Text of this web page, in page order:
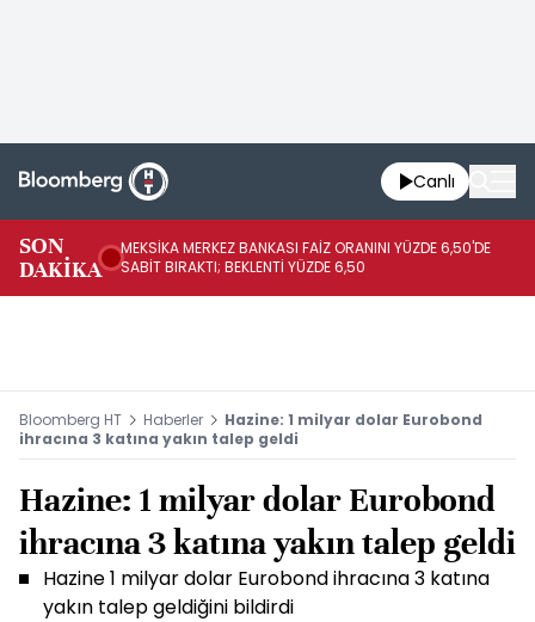
Canlı
SON
DAKİKA
MEKSİKA MERKEZ BANKASI FAİZ ORANINI YÜZDE 6,50'DE
SABİT BIRAKTI; BEKLENTİ YÜZDE 6,50
Bloomberg HT Haberler
Hazine: 1 milyar dolar Eurobond
ihracına 3 katına yakın talep geldi
Hazine: 1 milyar dolar Eurobond
ihracına 3 katına yakın talep geldi
Hazine 1 milyar dolar Eurobond ihracına 3 katına
yakın talep geldiğini bildirdi